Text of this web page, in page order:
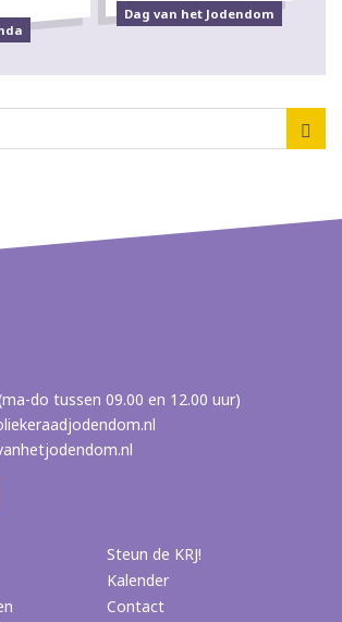
Dag van het Jodendom
do tussen 09.00 en 12.00 uur)
Steun de KRJ!
Kalender
Contact